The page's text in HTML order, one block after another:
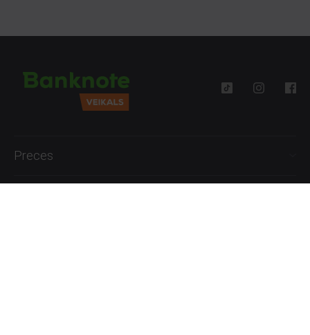
Preces